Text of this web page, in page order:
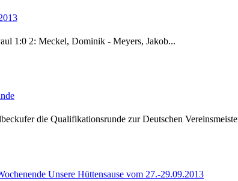
1:0 2: Meckel, Dominik - Meyers, Jakob...
die Qualifikationsrunde zur Deutschen
Unsere Hüttensause vom 27.-29.09.2013